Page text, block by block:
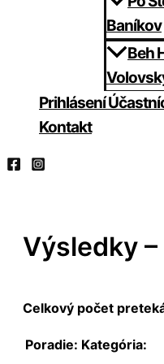
Baníkov
Beh
Prihlásení
Kontakt
Výsledky
Celkový počet
Poradie: Kategória: